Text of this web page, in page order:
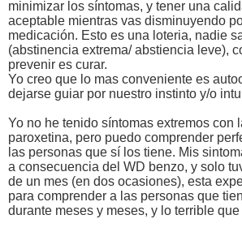
minimizar los síntomas, y tener una
aceptable mientras vas disminuyendo
medicación. Esto es una loteria, nadie
(abstinencia extrema/ abstiencia leve),
prevenir es curar.
Yo creo que lo mas conveniente es
dejarse guiar por nuestro instinto y/o
Yo no he tenido síntomas extremos con
paroxetina, pero puedo comprender
las personas que sí los tiene. Mis
a consecuencia del WD benzo, y solo
de un mes (en dos ocasiones), esta
para comprender a las personas que
durante meses y meses, y lo terrible que